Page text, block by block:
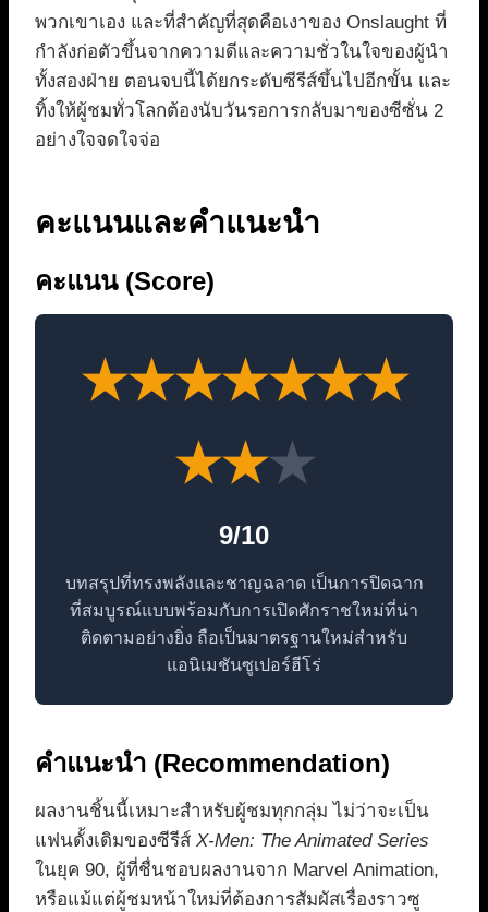
พวกเขาเอง และที่สำคัญที่สุดคือเงาของ Onslaught ที่
กำลังก่อตัวขึ้นจากความดีและความชั่วในใจของผู้นำ
ทั้งสองฝ่าย ตอนจบนี้ได้ยกระดับซีรีส์ขึ้นไปอีกขั้น และ
ทิ้งให้ผู้ชมทั่วโลกต้องนับวันรอการกลับมาของซีซั่น 2
อย่างใจจดใจจ่อ
คะแนนและคำแนะนำ
คะแนน (Score)
★★★★★★★
★★★
9/10
บทสรุปที่ทรงพลังและชาญฉลาด เป็นการปิดฉาก
ที่สมบูรณ์แบบพร้อมกับการเปิดศักราชใหม่ที่น่า
ติดตามอย่างยิ่ง ถือเป็นมาตรฐานใหม่สำหรับ
แอนิเมชันซูเปอร์ฮีโร่
คำแนะนำ (Recommendation)
ผลงานชิ้นนี้เหมาะสำหรับผู้ชมทุกกลุ่ม ไม่ว่าจะเป็น
แฟนดั้งเดิมของซีรีส์ X-Men: The Animated Series
ในยุค 90, ผู้ที่ชื่นชอบผลงานจาก Marvel Animation,
หรือแม้แต่ผู้ชมหน้าใหม่ที่ต้องการสัมผัสเรื่องราวซู